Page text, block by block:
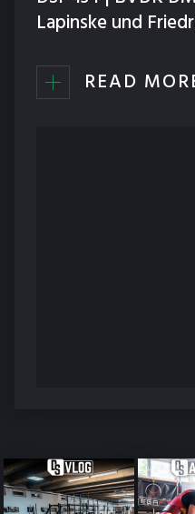
Lapinske und
READ